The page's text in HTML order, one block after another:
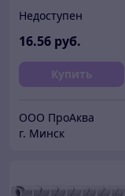
Недоступен
16.56 руб.
Купить
ООО ПроАква
г. Минск